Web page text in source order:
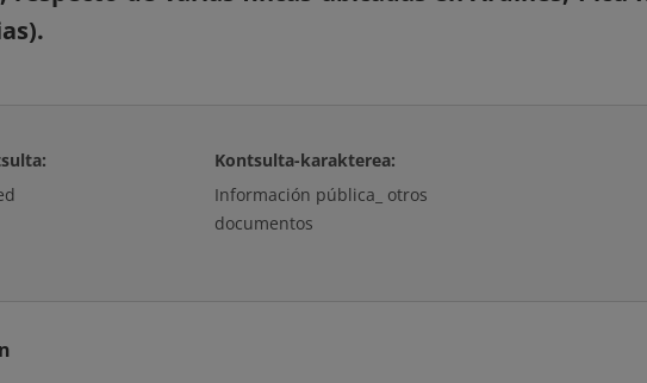
Kontsulta-karakterea:
Información pública_ otros
documentos